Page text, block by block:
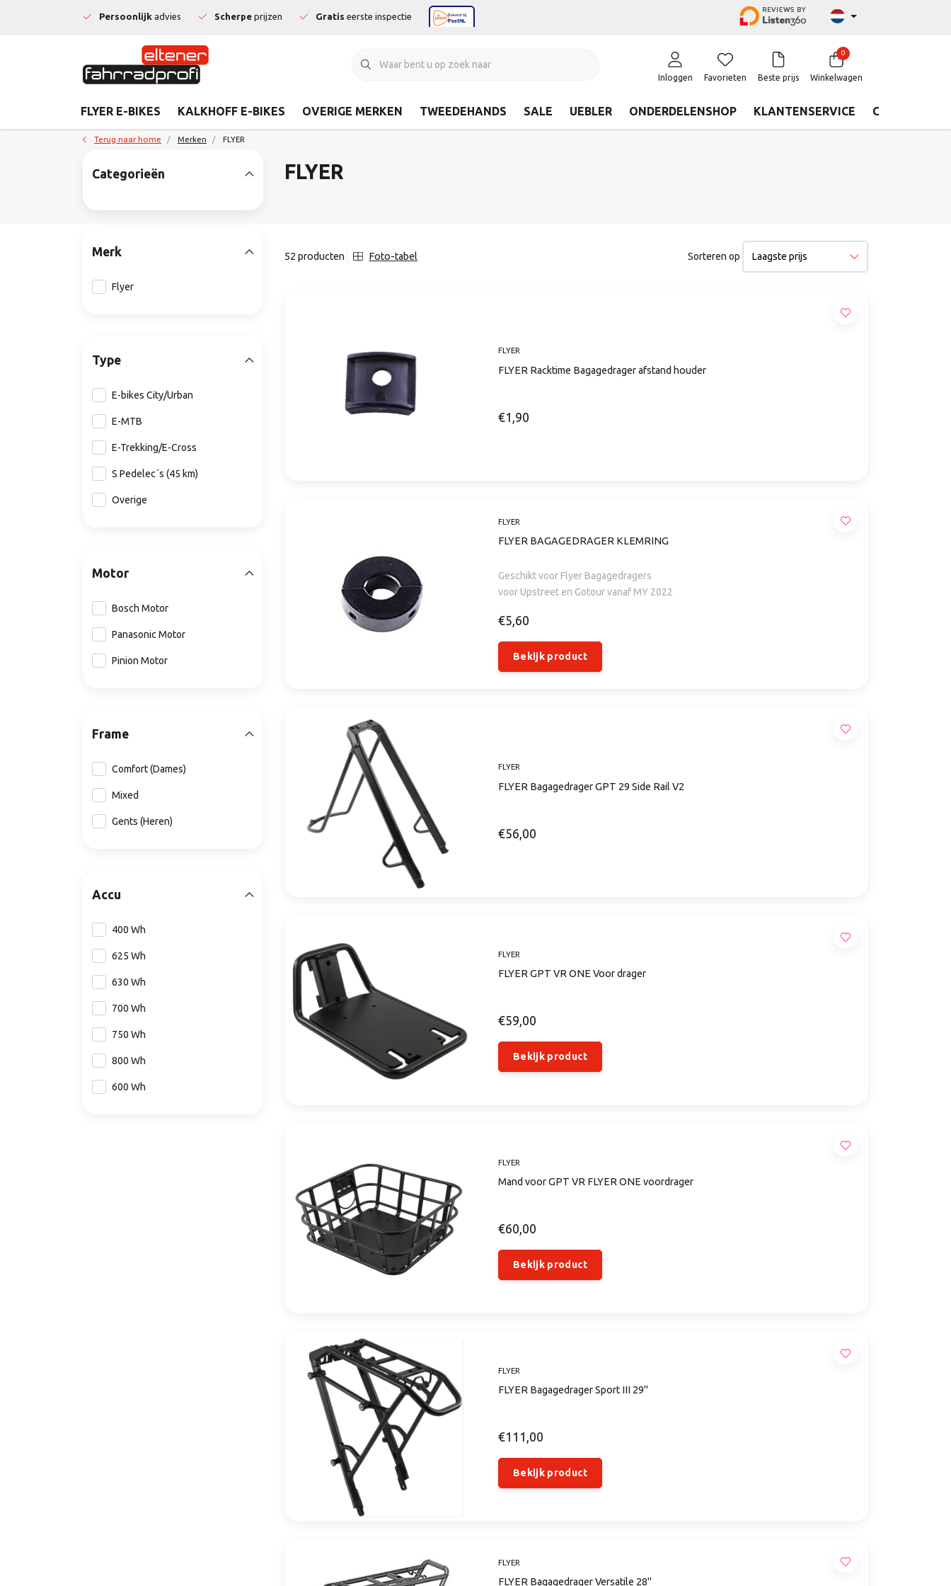
Persoonlijk advies Scherpe prijzen Gratis eerste inspectie
Inloggen Favorieten Beste prijs
0
Winkelwagen
FLYER E-BIKES KALKHOFF E-BIKES OVERIGE MERKEN TWEEDEHANDS SALE UEBLER ONDERDELENSHOP KLANTENSERVICE CONTACT
Terug naar home Merken FLYER
FLYER
52 producten Foto-tabel Sorteren op
FLYER
FLYER Racktime Bagagedrager afstand houder
€1,90
FLYER
FLYER BAGAGEDRAGER KLEMRING
Geschikt voor Flyer Bagagedragers
voor Upstreet en Gotour vanaf MY 2022
€5,60
Bekijk product
FLYER
FLYER Bagagedrager GPT 29 Side Rail V2
€56,00
FLYER
FLYER GPT VR ONE Voor drager
€59,00
Bekijk product
FLYER
Mand voor GPT VR FLYER ONE voordrager
€60,00
Bekijk product
FLYER
FLYER Bagagedrager Sport III 29"
€111,00
Bekijk product
FLYER
FLYER Bagagedrager Versatile 28"
Categorieën
Merk
Flyer
Type
E-bikes City/Urban
E-MTB
E-Trekking/E-Cross
S Pedelec´s (45 km)
Overige
Motor
Bosch Motor
Panasonic Motor
Pinion Motor
Frame
Comfort (Dames)
Mixed
Gents (Heren)
Accu
400 Wh
625 Wh
630 Wh
700 Wh
750 Wh
800 Wh
600 Wh